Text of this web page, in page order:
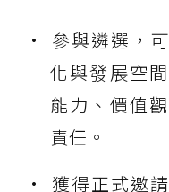
參與遴選，
化與發展空
能力、價值
責任。
獲得正式邀